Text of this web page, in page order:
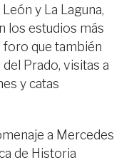
y La Laguna,
los estudios más
que también
Prado, visitas a
y catas
a Mercedes
de Historia